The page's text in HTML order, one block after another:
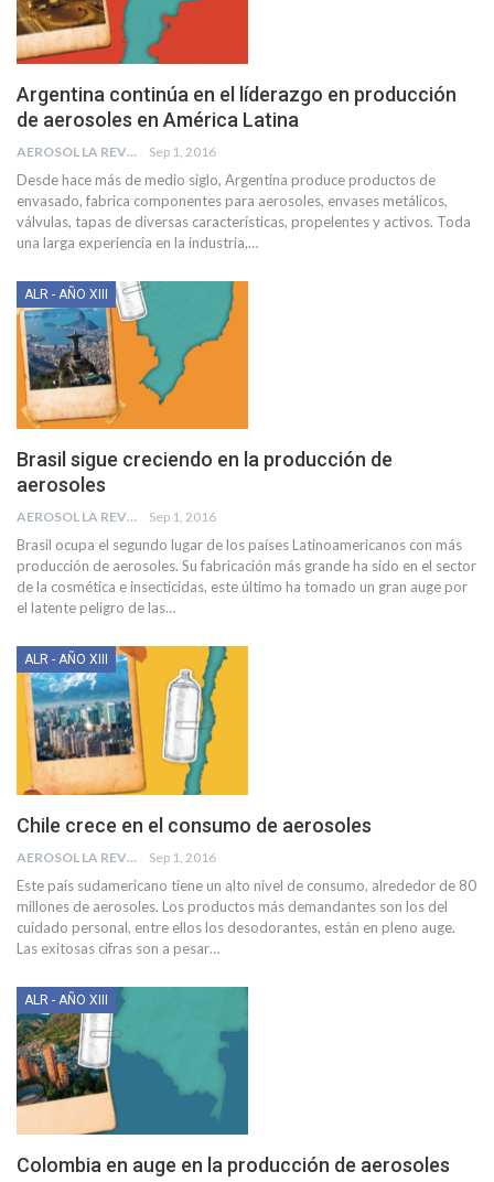
Argentina continúa en el líderazgo en producción
de aerosoles en América Latina
AEROSOL LA REVISTA Sep 1, 2016
Desde hace más de medio siglo, Argentina produce productos de
envasado, fabrica componentes para aerosoles, envases metálicos,
válvulas, tapas de diversas características, propelentes y activos. Toda
una larga experiencia en la industria,…
ALR - AÑO XIII
Brasil sigue creciendo en la producción de
aerosoles
AEROSOL LA REVISTA Sep 1, 2016
Brasil ocupa el segundo lugar de los países Latinoamericanos con más
producción de aerosoles. Su fabricación más grande ha sido en el sector
de la cosmética e insecticidas, este último ha tomado un gran auge por
el latente peligro de las…
ALR - AÑO XIII
Chile crece en el consumo de aerosoles
AEROSOL LA REVISTA Sep 1, 2016
Este país sudamericano tiene un alto nivel de consumo, alrededor de 80
millones de aerosoles. Los productos más demandantes son los del
cuidado personal, entre ellos los desodorantes, están en pleno auge.
Las exitosas cifras son a pesar…
ALR - AÑO XIII
Colombia en auge en la producción de aerosoles